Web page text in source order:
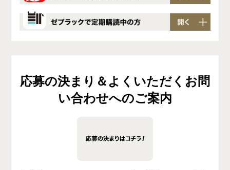
「少年ジャンプ＋」アプリを起動
② 「デジタル版少年ジャンプ 定期購読者限定
特典情報」のバナーをタップ！
④ 画面の案内に従ってご応募ください。
い！
応募の決まり＆よくいただくお問
い合わせへのご案内